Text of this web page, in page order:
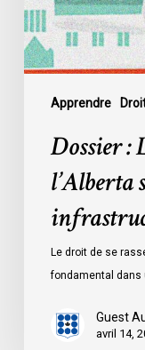
Apprendre
sur
la
protection
infrastructures
Dossier :
l’Alberta
Le droit de se
fondamental
Guest
avril 14,